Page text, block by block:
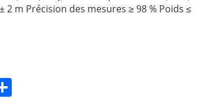
2 m Précision des mesures ≥ 98 % Poids ≤